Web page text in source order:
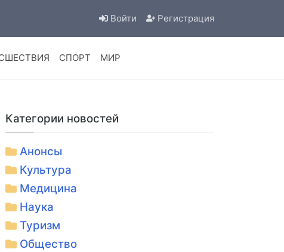
Войти Регистрация
СПОРТ МИР
Категории новостей
Анонсы
Культура
Медицина
Наука
Туризм
Общество